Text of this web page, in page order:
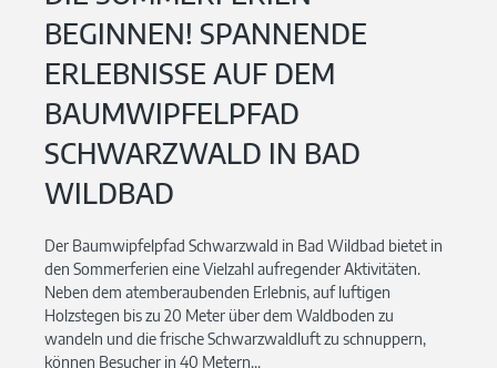
BEGINNEN! SPANNENDE
ERLEBNISSE AUF DEM
BAUMWIPFELPFAD
SCHWARZWALD IN BAD
WILDBAD
Der Baumwipfelpfad Schwarzwald in Bad Wildbad bietet in
den Sommerferien eine Vielzahl aufregender Aktivitäten.
Neben dem atemberaubenden Erlebnis, auf luftigen
Holzstegen bis zu 20 Meter über dem Waldboden zu
wandeln und die frische Schwarzwaldluft zu schnuppern,
können Besucher in 40 Metern...